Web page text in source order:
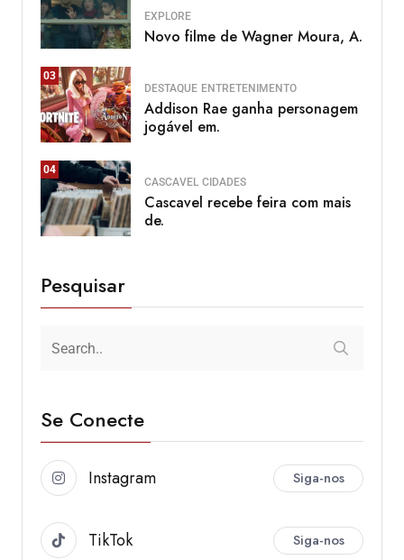
EXPLORE
Novo filme de Wagner Moura, A.
03
DESTAQUE ENTRETENIMENTO
Addison Rae ganha personagem
jogável em.
04
CASCAVEL CIDADES
Cascavel recebe feira com mais
de.
Pesquisar
Se Conecte
Instagram Siga-nos
TikTok Siga-nos